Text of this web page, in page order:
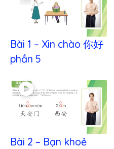
Bài 1 – Xin chào 你好
phần 5
Bài 2 – Bạn khoẻ